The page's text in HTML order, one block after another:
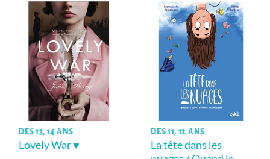
DÈS 13, 14 ANS
Lovely War ♥
DÈS 11, 12 ANS
La tête dans les